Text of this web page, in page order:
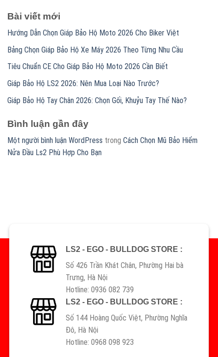
Bài viết mới
Hướng Dẫn Chọn Giáp Bảo Hộ Moto 2026 Cho Biker Việt
Bảng Chọn Giáp Bảo Hộ Xe Máy 2026 Theo Từng Nhu Cầu
Tiêu Chuẩn CE Cho Giáp Bảo Hộ Moto 2026 Cần Biết
Giáp Bảo Hộ LS2 2026: Nên Mua Loại Nào Trước?
Giáp Bảo Hộ Tay Chân 2026: Chọn Gối, Khuỷu Tay Thế Nào?
Bình luận gần đây
Một người bình luận WordPress trong Cách Chọn Mũ Bảo Hiểm
Nửa Đầu Ls2 Phù Hợp Cho Bạn
LS2 - EGO - BULLDOG STORE :
Số 426 Trần Khát Chân, Phường Hai bà
Trưng, Hà Nội
Hotline: 0936 082 739
LS2 - EGO - BULLDOG STORE :
Số 144 Hoàng Quốc Việt, Phường Nghĩa
Đô, Hà Nội
Hotline: 0968 098 923